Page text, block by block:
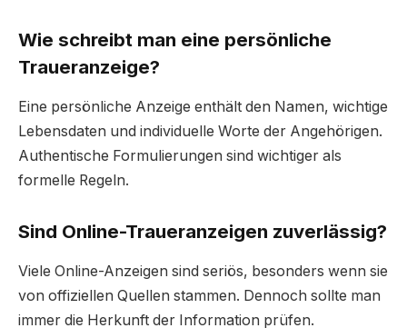
Wie schreibt man eine persönliche
Traueranzeige?
Eine persönliche Anzeige enthält den Namen, wichtige
Lebensdaten und individuelle Worte der Angehörigen.
Authentische Formulierungen sind wichtiger als
formelle Regeln.
Sind Online-Traueranzeigen zuverlässig?
Viele Online-Anzeigen sind seriös, besonders wenn sie
von offiziellen Quellen stammen. Dennoch sollte man
immer die Herkunft der Information prüfen.